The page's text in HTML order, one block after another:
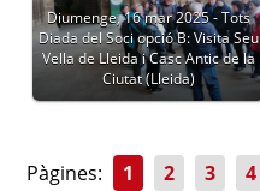
Diumenge, 16 mar 2025 - Tots
Diada del Soci opció B: Visita Seu
Vella de Lleida i Casc Antic de la
Ciutat (Lleida)
Pàgines: 1 2 3 4